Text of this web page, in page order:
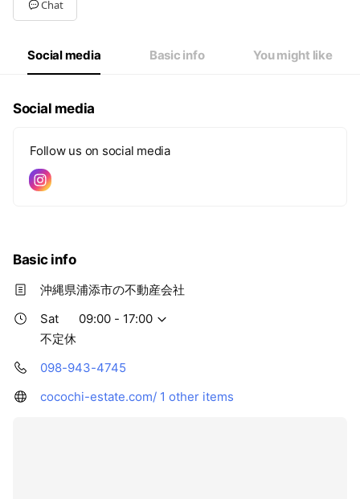
Wed09:00 - 17:00
09:00 - 17:00
Sat09:00 - 17:00
不定休
Chat
Social media Basic info You might like
Social media
Follow us on social media
Basic info
沖縄県浦添市の不動産会社
Sat
09:00 - 17:00
不定休
098-943-4745
cocochi-estate.com/ 1 other items